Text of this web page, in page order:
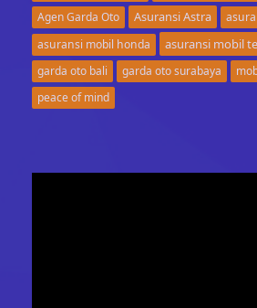
Agen Garda Oto
Asuransi Astra
asuransi mobil honda
asuransi mobil
garda oto bali garda oto surabaya
peace of mind